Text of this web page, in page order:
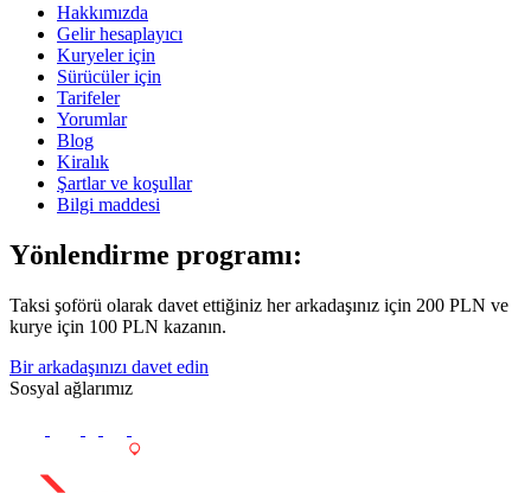
Hakkımızda
Gelir hesaplayıcı
Kuryeler için
Sürücüler için
Tarifeler
Yorumlar
Blog
Kiralık
Şartlar ve koşullar
Bilgi maddesi
Yönlendirme programı:
Taksi şoförü olarak davet ettiğiniz her arkadaşınız için 200 PLN ve
kurye için 100 PLN kazanın.
Bir arkadaşınızı davet edin
Sosyal ağlarımız